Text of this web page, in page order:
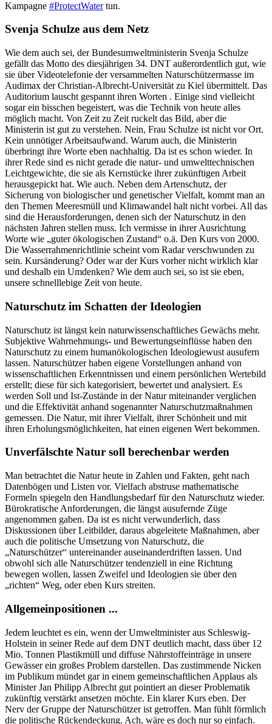
Kampagne #ProtectWatertun.
Svenja Schulze aus dem Netz
Wie dem auch sei, der Bundesumweltministerin Svenja Schulze
gefällt das Motto des diesjährigen 34. DNT außerordentlich gut, wie
sie über Videotelefonie der versammelten Naturschützermasse im
Audimax der Christian-Albrecht-Universität zu Kiel übermittelt. Das
Auditorium lauscht gespannt ihren Worten . Einige sind vielleicht
sogar ein bisschen begeistert, was die Technik von heute alles
möglich macht. Von Zeit zu Zeit ruckelt das Bild, aber die
Ministerin ist gut zu verstehen. Nein, Frau Schulze ist nicht vor Ort.
Kein unnötiger Arbeitsaufwand. Warum auch, die Ministerin
überbringt ihre Worte eben nachhaltig. Da ist es schon wieder. In
ihrer Rede sind es nicht gerade die natur- und umwelttechnischen
Leichtgewichte, die sie als Kernstücke ihrer zukünftigen Arbeit
herausgepickt hat. Wie auch. Neben dem Artenschutz, der
Sicherung von biologischer und genetischer Vielfalt, kommt man an
den Themen Meeresmüll und Klimawandel halt nicht vorbei. All das
sind die Herausforderungen, denen sich der Naturschutz in den
nächsten Jahren stellen muss. Ich vermisse in ihrer Ausrichtung
Worte wie „guter ökologischen Zustand“ o.ä. Den Kurs von 2000.
Die Wasserrahmenrichtlinie scheint vom Radar verschwunden zu
sein. Kursänderung? Oder war der Kurs vorher nicht wirklich klar
und deshalb ein Umdenken? Wie dem auch sei, so ist sie eben,
unsere schnelllebige Zeit von heute.
Naturschutz im Schatten der Ideologien
Naturschutz ist längst kein naturwissenschaftliches Gewächs mehr.
Subjektive Wahrnehmungs- und Bewertungseinflüsse haben den
Naturschutz zu einem humanökologischen Ideologiewust ausufern
lassen. Naturschützer haben eigene Vorstellungen anhand von
wissenschaftlichen Erkenntnissen und einem persönlichen Wertebild
erstellt; diese für sich kategorisiert, bewertet und analysiert. Es
werden Soll und Ist-Zustände in der Natur miteinander verglichen
und die Effektivität anhand sogenannter Naturschutzmaßnahmen
gemessen. Die Natur, mit ihrer Vielfalt, ihrer Schönheit und mit
ihren Erholungsmöglichkeiten, hat einen eigenen Wert bekommen.
Unverfälschte Natur soll berechenbar werden
Man betrachtet die Natur heute in Zahlen und Fakten, geht nach
Datenbögen und Listen vor. Vielfach abstruse mathematische
Formeln spiegeln den Handlungsbedarf für den Naturschutz wieder.
Bürokratische Anforderungen, die längst ausufernde Züge
angenommen gaben. Da ist es nicht verwunderlich, dass
Diskussionen über Leitbilder, daraus abgeleitete Maßnahmen, aber
auch die politische Umsetzung von Naturschutz, die
„Naturschützer“ untereinander auseinanderdriften lassen. Und
obwohl sich alle Naturschützer tendenziell in eine Richtung
bewegen wollen, lassen Zweifel und Ideologien sie über den
„richten“ Weg, oder eben Kurs streiten.
Allgemeinpositionen ...
Jedem leuchtet es ein, wenn der Umweltminister aus Schleswig-
Holstein in seiner Rede auf dem DNT deutlich macht, dass über 12
Mio. Tonnen Plastikmüll und diffuse Nährstoffeinträge in unsere
Gewässer ein großes Problem darstellen. Das zustimmende Nicken
im Publikum mündet gar in einem gemeinschaftlichen Applaus als
Minister Jan Philipp Albrecht gut pointiert an dieser Problematik
zukünftig verstärkt ansetzen möchte. Ein klarer Kurs eben. Der
Nerv der Gruppe der Naturschützer ist getroffen. Man fühlt förmlich
die politische Rückendeckung. Ach, wäre es doch nur so einfach.